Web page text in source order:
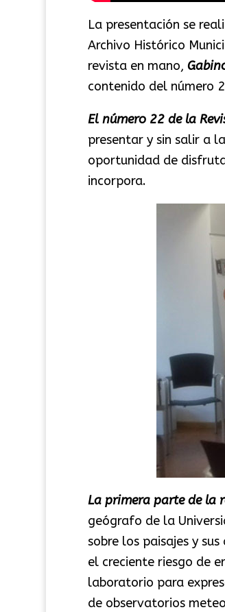
La presentación se
Archivo Histórico
revista en mano,
contenido del número
El número 22 de la
presentar y sin salir a
oportunidad de
incorpora.
La primera parte de la
geógrafo de la
sobre los paisajes y
el creciente riesgo de
laboratorio para
de observatorios